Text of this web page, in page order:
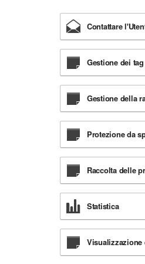
Contattare
Gestione dei tag
Gestione della
Protezione da
Raccolta delle
Statistica
Visualizzazione